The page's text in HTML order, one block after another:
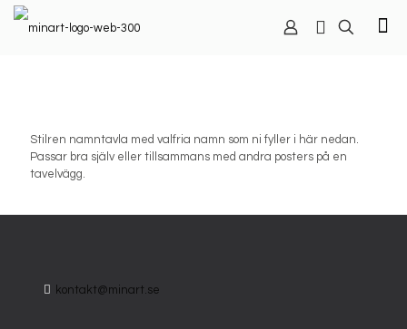
Stilren namntavla med valfria namn som ni fyller i här nedan.
Passar bra själv eller tillsammans med andra posters på en
tavelvägg.
kontakt@minart.se